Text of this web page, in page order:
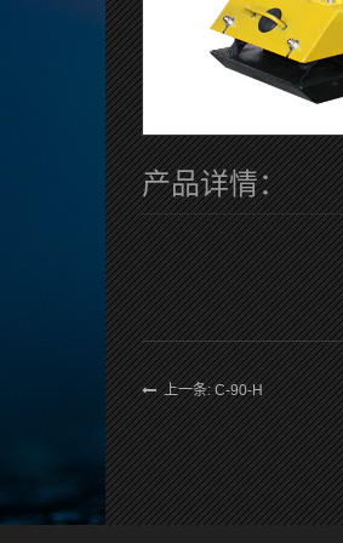
产品详情：
上一条: C-90-H